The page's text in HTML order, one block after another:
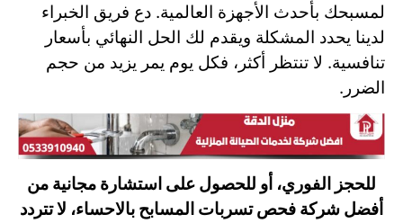
لمسبحك بأحدث الأجهزة العالمية. دع فريق الخبراء
لدينا يحدد المشكلة ويقدم لك الحل النهائي بأسعار
تنافسية. لا تنتظر أكثر، فكل يوم يمر يزيد من حجم
الضرر.
للحجز الفوري، أو للحصول على استشارة مجانية من
أفضل شركة فحص تسربات المسابح بالاحساء، لا تتردد